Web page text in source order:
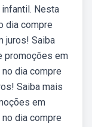
Nesta
dia compre
juros! Saiba
promoções em
dia compre
Saiba mais
em
dia compre